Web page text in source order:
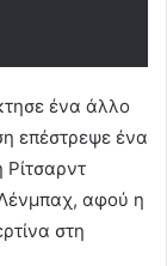
ένα άλλο
επέστρεψε ένα
Ρίτσαρντ
αφού η
στη